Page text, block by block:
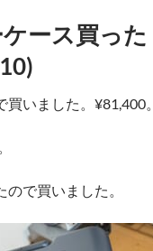
ース買った
いました。¥81,400。
で買いました。